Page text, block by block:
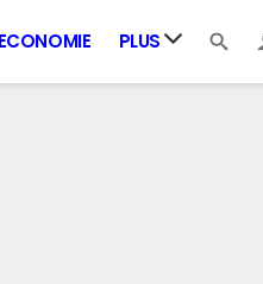
ECONOMIE PLUS